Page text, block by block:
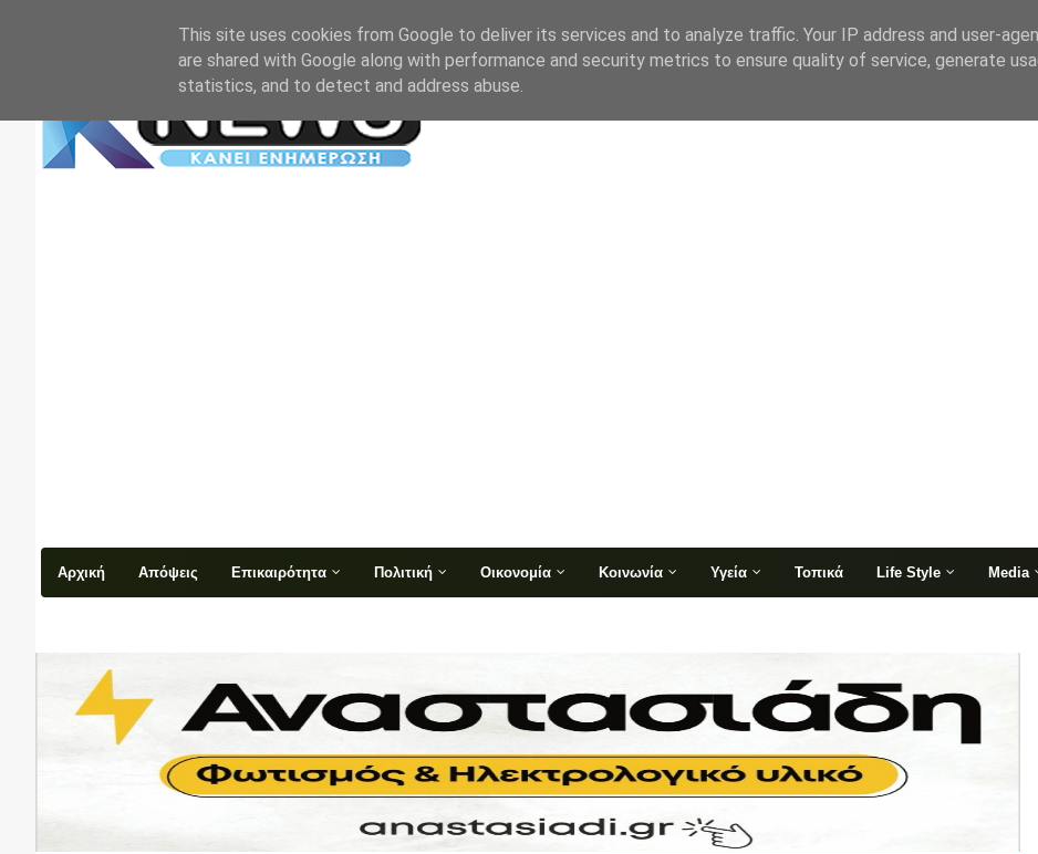
Αρχική Απόψεις Επικαιρότητα Πολιτική Οικονομία Κοινωνία Υγεία Τοπικά Life Style Media
This site uses cookies from Google to deliver its services and to analyze traffic. Your IP address and user-
are shared with Google along with performance and security metrics to ensure quality of service, generate
statistics, and to detect and address abuse.